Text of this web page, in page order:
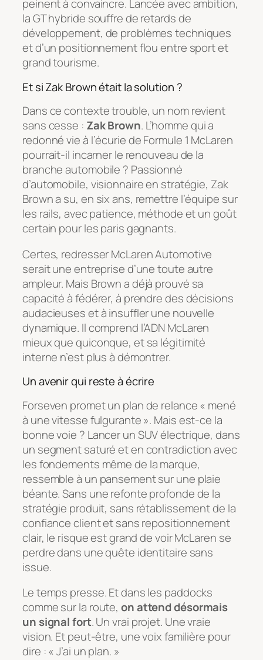
peinent à convaincre. Lancée avec ambition,
la GT hybride souffre de retards de
développement, de problèmes techniques
et d’un positionnement flou entre sport et
grand tourisme.
Et si Zak Brown était la solution ?
Dans ce contexte trouble, un nom revient
sans cesse : Zak Brown. L’homme qui a
redonné vie à l’écurie de Formule 1 McLaren
pourrait-il incarner le renouveau de la
branche automobile ? Passionné
d’automobile, visionnaire en stratégie, Zak
Brown a su, en six ans, remettre l’équipe sur
les rails, avec patience, méthode et un goût
certain pour les paris gagnants.
Certes, redresser McLaren Automotive
serait une entreprise d’une toute autre
ampleur. Mais Brown a déjà prouvé sa
capacité à fédérer, à prendre des décisions
audacieuses et à insuffler une nouvelle
dynamique. Il comprend l’ADN McLaren
mieux que quiconque, et sa légitimité
interne n’est plus à démontrer.
Un avenir qui reste à écrire
Forseven promet un plan de relance « mené
à une vitesse fulgurante ». Mais est-ce la
bonne voie ? Lancer un SUV électrique, dans
un segment saturé et en contradiction avec
les fondements même de la marque,
ressemble à un pansement sur une plaie
béante. Sans une refonte profonde de la
stratégie produit, sans rétablissement de la
confiance client et sans repositionnement
clair, le risque est grand de voir McLaren se
perdre dans une quête identitaire sans
issue.
Le temps presse. Et dans les paddocks
comme sur la route, on attend désormais
un signal fort. Un vrai projet. Une vraie
vision. Et peut-être, une voix familière pour
dire :« J’ai un plan. »